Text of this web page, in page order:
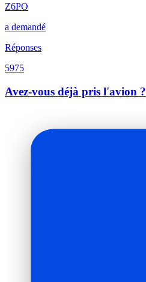
Z6PO
a demandé
Réponses
5975
Avez-vous déjà pris l'avion ?